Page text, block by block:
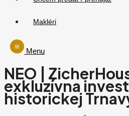
Makléri
Menu
NEO |
exkluzívna
historickej